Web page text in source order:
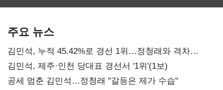
주요 뉴스
김민석, 누적 45.42%로 경선 1위…정청래와 격차
0.86%p(2보)
김민석, 제주·인천 당대표 경선서 '1위'(1보)
공세 멈춘 김민석…정청래 "갈등은 제가 수습"